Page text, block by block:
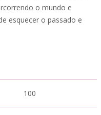
o mundo e
esquecer o passado e
100